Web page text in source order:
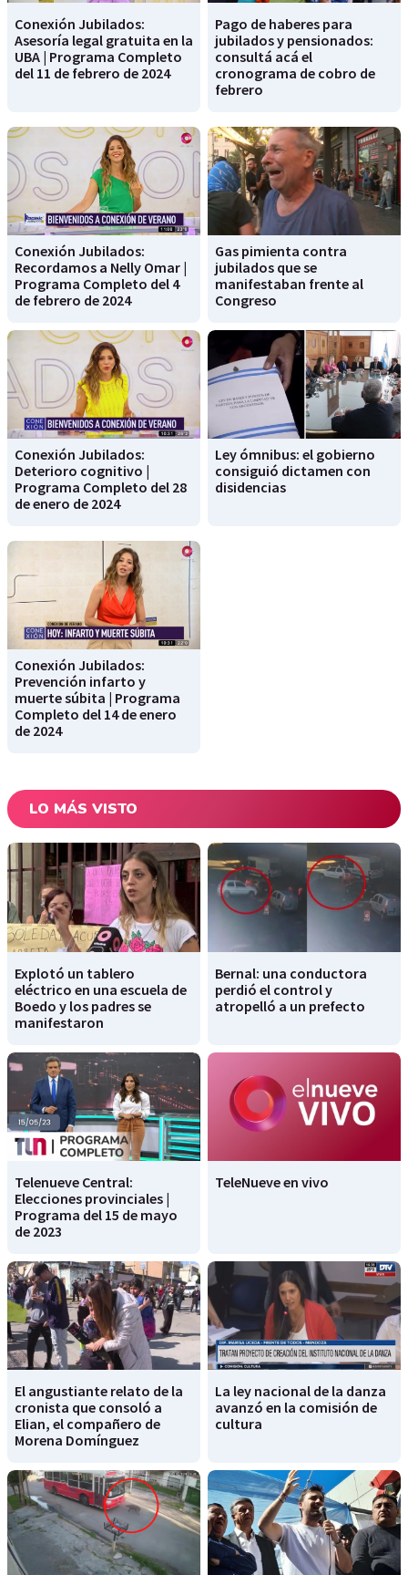
Conexión Jubilados:
Asesoría legal gratuita en la
UBA | Programa Completo
del 11 de febrero de 2024
Pago de haberes para
jubilados y pensionados:
consultá acá el
cronograma de cobro de
febrero
Conexión Jubilados:
Recordamos a Nelly Omar |
Programa Completo del 4
de febrero de 2024
Gas pimienta contra
jubilados que se
manifestaban frente al
Congreso
Conexión Jubilados:
Deterioro cognitivo |
Programa Completo del 28
de enero de 2024
Ley ómnibus: el gobierno
consiguió dictamen con
disidencias
Conexión Jubilados:
Prevención infarto y
muerte súbita | Programa
Completo del 14 de enero
de 2024
LO MÁS VISTO
Explotó un tablero
eléctrico en una escuela de
Boedo y los padres se
manifestaron
Bernal: una conductora
perdió el control y
atropelló a un prefecto
Telenueve Central:
Elecciones provinciales |
Programa del 15 de mayo
de 2023
TeleNueve en vivo
El angustiante relato de la
cronista que consoló a
Elian, el compañero de
Morena Domínguez
La ley nacional de la danza
avanzó en la comisión de
cultura